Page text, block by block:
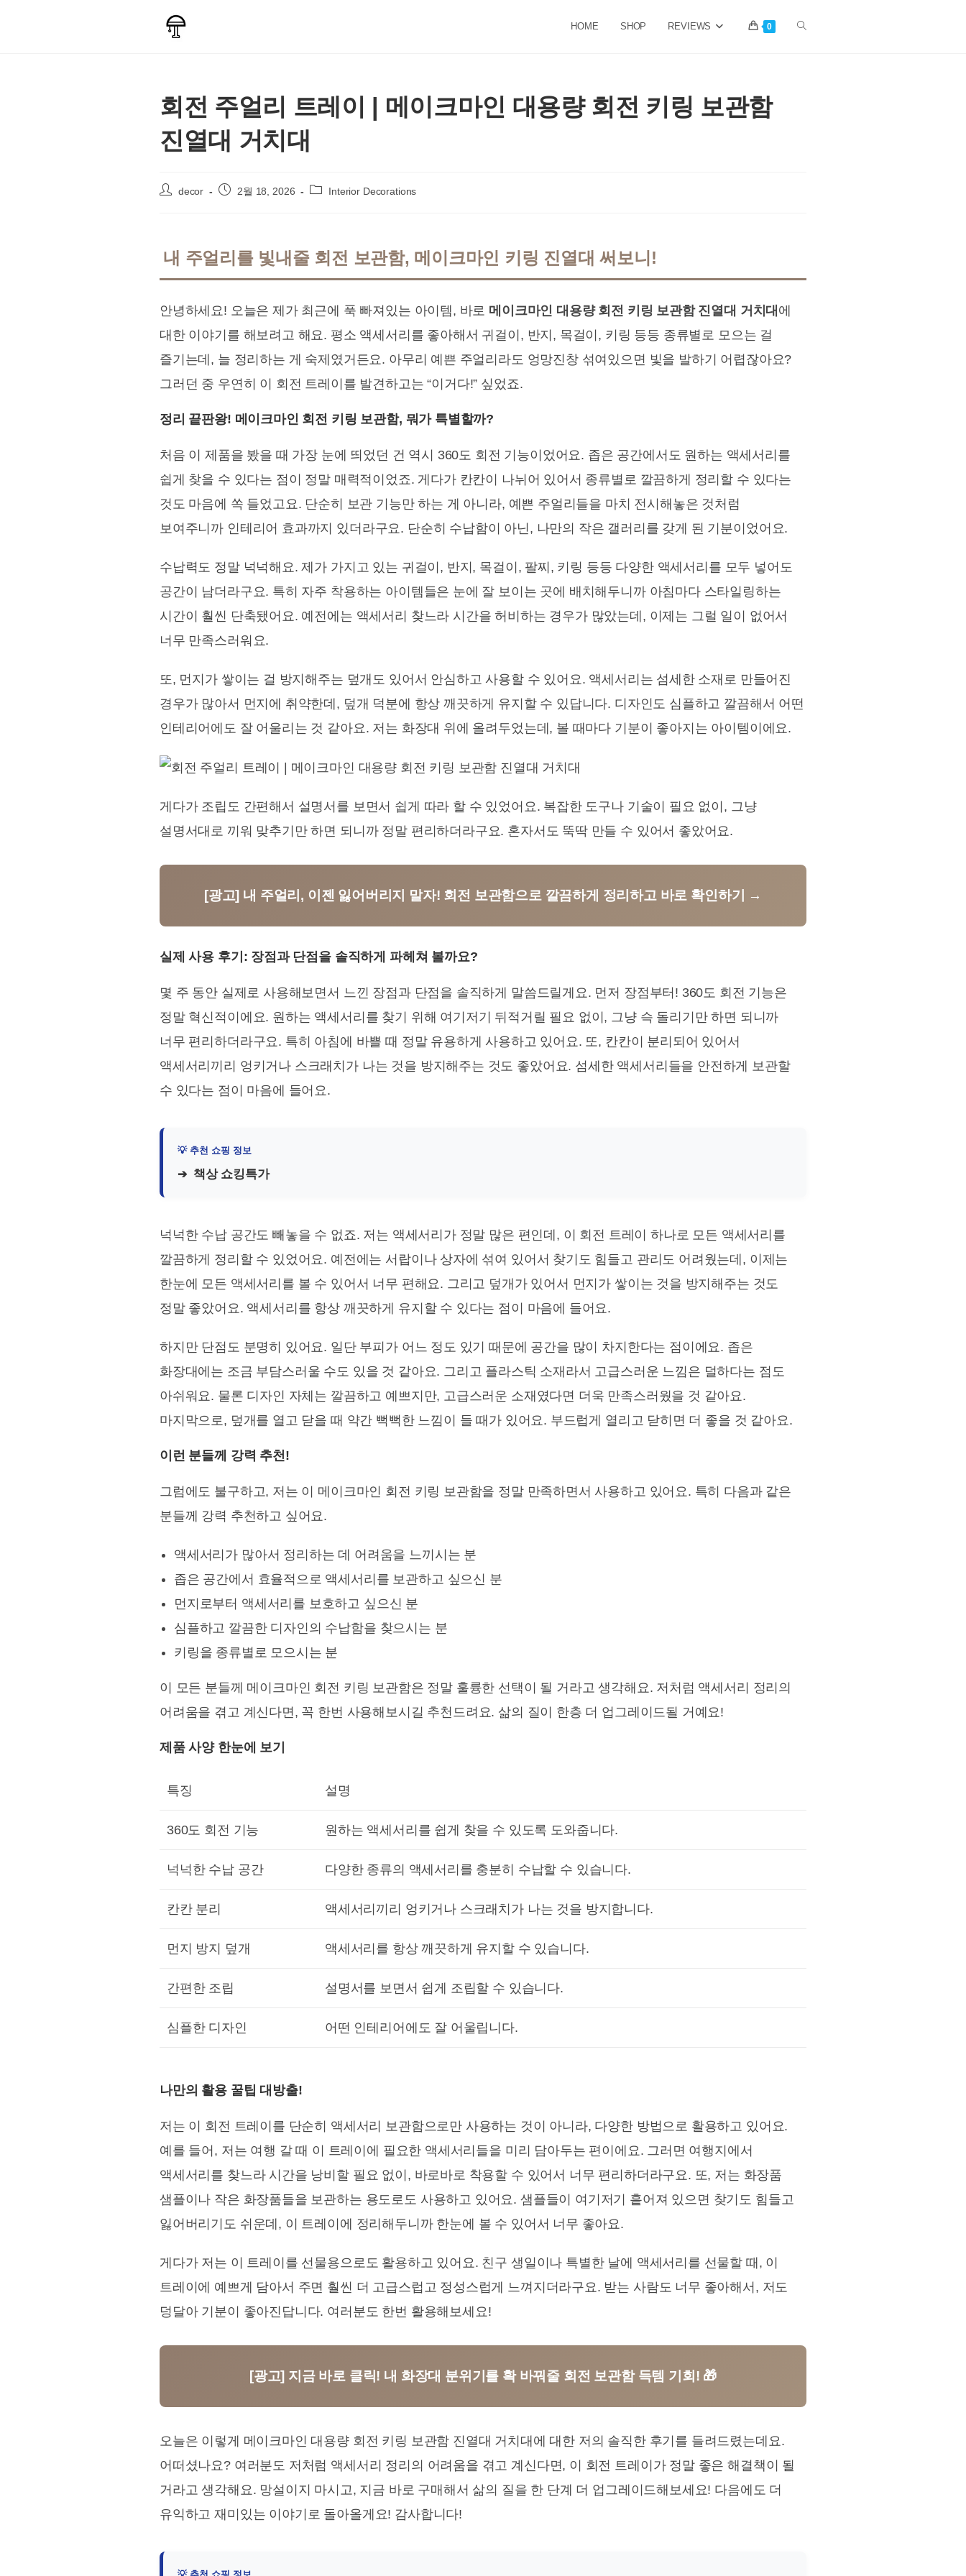
HOME SHOP REVIEWS 0 Toggle
회전 주얼리 트레이 | 메이크마인 대용량 회전 키링 보관함
진열대 거치대
Postdecor
Post 2월 18, 2026
Post Interior Decorations
내 주얼리를 빛내줄 회전 보관함, 메이크마인 키링 진열대 써보니!
안녕하세요! 오늘은 제가 최근에 푹 빠져있는 아이템, 바로 메이크마인 대용량 회전 키링 보관함 진열대 거치대 에
대한 이야기를 해보려고 해요. 평소 액세서리를 좋아해서 귀걸이, 반지, 목걸이, 키링 등등 종류별로 모으는 걸
즐기는데, 늘 정리하는 게 숙제였거든요. 아무리 예쁜 주얼리라도 엉망진창 섞여있으면 빛을 발하기 어렵잖아요?
그러던 중 우연히 이 회전 트레이를 발견하고는 “이거다!” 싶었죠.
정리 끝판왕! 메이크마인 회전 키링 보관함, 뭐가 특별할까?
처음 이 제품을 봤을 때 가장 눈에 띄었던 건 역시 360도 회전 기능이었어요. 좁은 공간에서도 원하는 액세서리를
쉽게 찾을 수 있다는 점이 정말 매력적이었죠. 게다가 칸칸이 나뉘어 있어서 종류별로 깔끔하게 정리할 수 있다는
것도 마음에 쏙 들었고요. 단순히 보관 기능만 하는 게 아니라, 예쁜 주얼리들을 마치 전시해놓은 것처럼
보여주니까 인테리어 효과까지 있더라구요. 단순히 수납함이 아닌, 나만의 작은 갤러리를 갖게 된 기분이었어요.
수납력도 정말 넉넉해요. 제가 가지고 있는 귀걸이, 반지, 목걸이, 팔찌, 키링 등등 다양한 액세서리를 모두 넣어도
공간이 남더라구요. 특히 자주 착용하는 아이템들은 눈에 잘 보이는 곳에 배치해두니까 아침마다 스타일링하는
시간이 훨씬 단축됐어요. 예전에는 액세서리 찾느라 시간을 허비하는 경우가 많았는데, 이제는 그럴 일이 없어서
너무 만족스러워요.
또, 먼지가 쌓이는 걸 방지해주는 덮개도 있어서 안심하고 사용할 수 있어요. 액세서리는 섬세한 소재로 만들어진
경우가 많아서 먼지에 취약한데, 덮개 덕분에 항상 깨끗하게 유지할 수 있답니다. 디자인도 심플하고 깔끔해서 어떤
인테리어에도 잘 어울리는 것 같아요. 저는 화장대 위에 올려두었는데, 볼 때마다 기분이 좋아지는 아이템이에요.
게다가 조립도 간편해서 설명서를 보면서 쉽게 따라 할 수 있었어요. 복잡한 도구나 기술이 필요 없이, 그냥
설명서대로 끼워 맞추기만 하면 되니까 정말 편리하더라구요. 혼자서도 뚝딱 만들 수 있어서 좋았어요.
[광고] 내 주얼리, 이젠 잃어버리지 말자! 회전 보관함으로 깔끔하게 정리하고 바로 확인하기 →
실제 사용 후기: 장점과 단점을 솔직하게 파헤쳐 볼까요?
몇 주 동안 실제로 사용해보면서 느낀 장점과 단점을 솔직하게 말씀드릴게요. 먼저 장점부터! 360도 회전 기능은
정말 혁신적이에요. 원하는 액세서리를 찾기 위해 여기저기 뒤적거릴 필요 없이, 그냥 슥 돌리기만 하면 되니까
너무 편리하더라구요. 특히 아침에 바쁠 때 정말 유용하게 사용하고 있어요. 또, 칸칸이 분리되어 있어서
액세서리끼리 엉키거나 스크래치가 나는 것을 방지해주는 것도 좋았어요. 섬세한 액세서리들을 안전하게 보관할
수 있다는 점이 마음에 들어요.
책상 쇼킹특가
넉넉한 수납 공간도 빼놓을 수 없죠. 저는 액세서리가 정말 많은 편인데, 이 회전 트레이 하나로 모든 액세서리를
깔끔하게 정리할 수 있었어요. 예전에는 서랍이나 상자에 섞여 있어서 찾기도 힘들고 관리도 어려웠는데, 이제는
한눈에 모든 액세서리를 볼 수 있어서 너무 편해요. 그리고 덮개가 있어서 먼지가 쌓이는 것을 방지해주는 것도
정말 좋았어요. 액세서리를 항상 깨끗하게 유지할 수 있다는 점이 마음에 들어요.
하지만 단점도 분명히 있어요. 일단 부피가 어느 정도 있기 때문에 공간을 많이 차지한다는 점이에요. 좁은
화장대에는 조금 부담스러울 수도 있을 것 같아요. 그리고 플라스틱 소재라서 고급스러운 느낌은 덜하다는 점도
아쉬워요. 물론 디자인 자체는 깔끔하고 예쁘지만, 고급스러운 소재였다면 더욱 만족스러웠을 것 같아요.
마지막으로, 덮개를 열고 닫을 때 약간 뻑뻑한 느낌이 들 때가 있어요. 부드럽게 열리고 닫히면 더 좋을 것 같아요.
이런 분들께 강력 추천!
그럼에도 불구하고, 저는 이 메이크마인 회전 키링 보관함을 정말 만족하면서 사용하고 있어요. 특히 다음과 같은
분들께 강력 추천하고 싶어요.
액세서리가 많아서 정리하는 데 어려움을 느끼시는 분
좁은 공간에서 효율적으로 액세서리를 보관하고 싶으신 분
먼지로부터 액세서리를 보호하고 싶으신 분
심플하고 깔끔한 디자인의 수납함을 찾으시는 분
키링을 종류별로 모으시는 분
이 모든 분들께 메이크마인 회전 키링 보관함은 정말 훌륭한 선택이 될 거라고 생각해요. 저처럼 액세서리 정리의
어려움을 겪고 계신다면, 꼭 한번 사용해보시길 추천드려요. 삶의 질이 한층 더 업그레이드될 거예요!
제품 사양 한눈에 보기
특징 설명
360도 회전 기능 원하는 액세서리를 쉽게 찾을 수 있도록 도와줍니다.
넉넉한 수납 공간 다양한 종류의 액세서리를 충분히 수납할 수 있습니다.
칸칸 분리 액세서리끼리 엉키거나 스크래치가 나는 것을 방지합니다.
먼지 방지 덮개 액세서리를 항상 깨끗하게 유지할 수 있습니다.
간편한 조립 설명서를 보면서 쉽게 조립할 수 있습니다.
심플한 디자인 어떤 인테리어에도 잘 어울립니다.
나만의 활용 꿀팁 대방출!
저는 이 회전 트레이를 단순히 액세서리 보관함으로만 사용하는 것이 아니라, 다양한 방법으로 활용하고 있어요.
예를 들어, 저는 여행 갈 때 이 트레이에 필요한 액세서리들을 미리 담아두는 편이에요. 그러면 여행지에서
액세서리를 찾느라 시간을 낭비할 필요 없이, 바로바로 착용할 수 있어서 너무 편리하더라구요. 또, 저는 화장품
샘플이나 작은 화장품들을 보관하는 용도로도 사용하고 있어요. 샘플들이 여기저기 흩어져 있으면 찾기도 힘들고
잃어버리기도 쉬운데, 이 트레이에 정리해두니까 한눈에 볼 수 있어서 너무 좋아요.
게다가 저는 이 트레이를 선물용으로도 활용하고 있어요. 친구 생일이나 특별한 날에 액세서리를 선물할 때, 이
트레이에 예쁘게 담아서 주면 훨씬 더 고급스럽고 정성스럽게 느껴지더라구요. 받는 사람도 너무 좋아해서, 저도
덩달아 기분이 좋아진답니다. 여러분도 한번 활용해보세요!
[광고] 지금 바로 클릭! 내 화장대 분위기를 확 바꿔줄 회전 보관함 득템 기회! 🎁
오늘은 이렇게 메이크마인 대용량 회전 키링 보관함 진열대 거치대에 대한 저의 솔직한 후기를 들려드렸는데요.
어떠셨나요? 여러분도 저처럼 액세서리 정리의 어려움을 겪고 계신다면, 이 회전 트레이가 정말 좋은 해결책이 될
거라고 생각해요. 망설이지 마시고, 지금 바로 구매해서 삶의 질을 한 단계 더 업그레이드해보세요! 다음에도 더
유익하고 재미있는 이야기로 돌아올게요! 감사합니다!